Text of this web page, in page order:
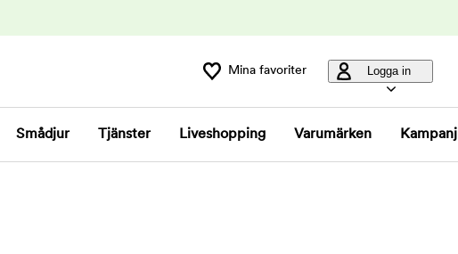
Mina favoriter Logga in
Smådjur Tjänster Liveshopping Varumärken Kampanj